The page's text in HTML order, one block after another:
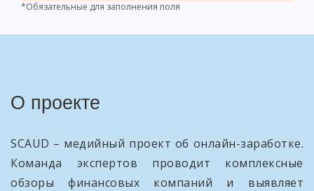
*Обязательные для заполнения поля
О проекте
SCAUD – медийный проект об онлайн-заработке.
Команда экспертов проводит комплексные
обзоры финансовых компаний и выявляет